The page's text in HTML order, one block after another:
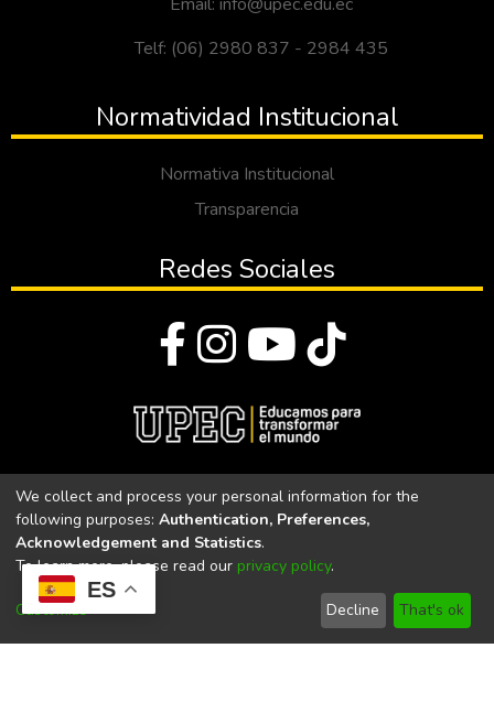
ES
Telf: (06) 2980 837 - 2984 435
Normatividad Institucional
Normativa Institucional
Transparencia
Redes Sociales
Universidad Politécnica Estatal del Carchi
Universidad Politécnica Estatal del Carchi | Acreditada por el
CACES Resolución N°. 160-SE-33-CACES-2020
We collect and process your personal information for the
following purposes: Authentication, Preferences,
Acknowledgement and Statistics.
To learn more, please read our privacy policy.
Customize Decline That's ok